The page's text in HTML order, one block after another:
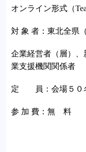
オンライン形式（
対 象 者：東北全県
企業経営者（層）
業支援機関関係者
定 員：会場５０
参 加 費：無 料